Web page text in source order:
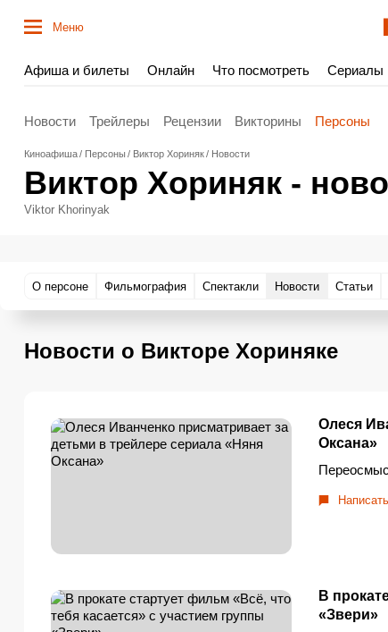
Меню
Афиша и билеты Онлайн Что посмотреть Сериалы
Новости Трейлеры Рецензии Викторины Персоны
Киноафиша Персоны Виктор Хориняк Новости
Виктор Хориняк -
Viktor Khorinyak
О персоне Фильмография Спектакли Новости Статьи
Новости о Викторе Хориняке
Олеся
Оксана»
Написать
В
«Звери»